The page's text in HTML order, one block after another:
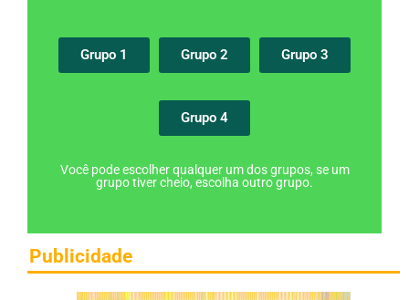
Grupo 1 Grupo 2 Grupo 3
Grupo 4
Você pode escolher qualquer um dos grupos, se um
grupo tiver cheio, escolha outro grupo.
Publicidade